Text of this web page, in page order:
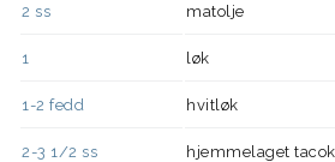
2 ss matolje
1 løk
1-2 fedd hvitløk
2-3 1/2 ss
hjemmelaget